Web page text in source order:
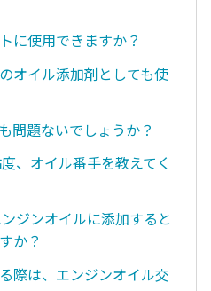
に使用できますか？
オイル添加剤としても使
問題ないでしょうか？
、オイル番手を教えてく
ジンオイルに添加すると
か？
際は、エンジンオイル交